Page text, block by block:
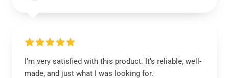
I’m very satisfied with this product. It’s reliable, well-
made, and just what I was looking for.